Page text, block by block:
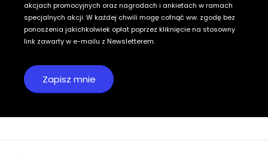
akcjach promocyjnych oraz nagrodach i ankietach w ramach
specjalnych akcji. W każdej chwili mogę cofnąć ww. zgodę bez
ponoszenia jakichkolwiek opłat poprzez kliknięcie na stosowny
link zawarty w e-mailu z Newsletterem.